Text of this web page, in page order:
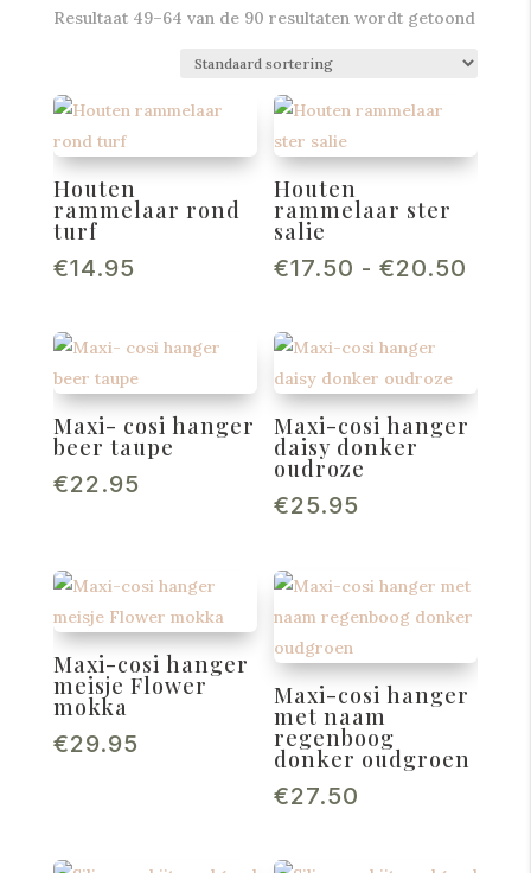
Resultaat 49–64 van de 90 resultaten wordt getoond
Houten
rammelaar rond
turf
€14.95
Houten
rammelaar ster
salie
€17.50 - €20.50
Maxi- cosi hanger
beer taupe
€22.95
Maxi-cosi hanger
daisy donker
oudroze
€25.95
Maxi-cosi hanger
meisje Flower
mokka
€29.95
Maxi-cosi hanger
met naam
regenboog
donker oudgroen
€27.50